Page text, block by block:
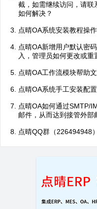
截，如需继续访问，请联
如何解决？
点晴OA系统安装教程操
点晴OA新增用户默认密
入，管理员如何更改或
点晴OA工作流模块帮助
点晴OA系统手工安装配
点晴OA如何通过SMTP/
邮件，从而达到接管外部
点晴QQ群（226494948